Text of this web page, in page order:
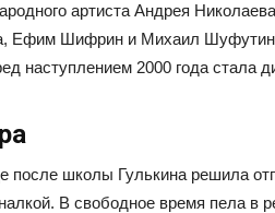
артиста Андрея
Ефим Шифрин и Михаил
наступлением 2000 года стала
после школы Гулькина решила
В свободное время пела в